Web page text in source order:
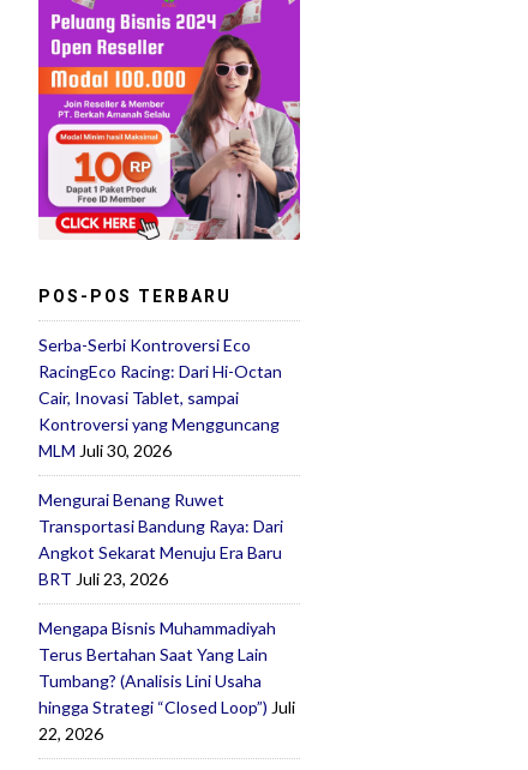
POS-POS TERBARU
Serba-Serbi Kontroversi Eco
RacingEco Racing: Dari Hi-Octan
Cair, Inovasi Tablet, sampai
Kontroversi yang Mengguncang
MLM Juli 30, 2026
Mengurai Benang Ruwet
Transportasi Bandung Raya: Dari
Angkot Sekarat Menuju Era Baru
BRT Juli 23, 2026
Mengapa Bisnis Muhammadiyah
Terus Bertahan Saat Yang Lain
Tumbang? (Analisis Lini Usaha
hingga Strategi “Closed Loop”) Juli
22, 2026